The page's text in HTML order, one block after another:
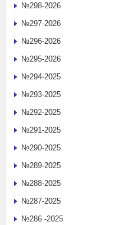
№298-2026
№297-2026
№296-2026
№295-2026
№294-2025
№293-2025
№292-2025
№291-2025
№290-2025
№289-2025
№288-2025
№287-2025
№286 -2025